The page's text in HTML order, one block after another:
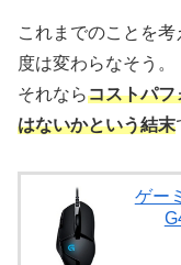
これまでのことを
度は変わらなそう。
それならコストパフ
はないかという結末
ゲー